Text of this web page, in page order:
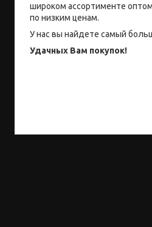
широком ассортименте
по низким ценам.
У нас вы найдете самый
Удачных Вам покупок!